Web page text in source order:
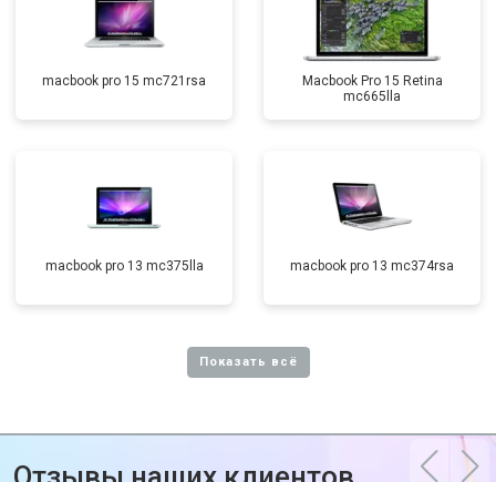
macbook pro 15 mc721rsa
Macbook Pro 15 Retina
mc665lla
macbook pro 13 mc375lla macbook pro 13 mc374rsa